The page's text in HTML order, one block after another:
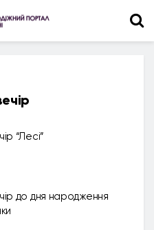
“Лесі”
до дня народження